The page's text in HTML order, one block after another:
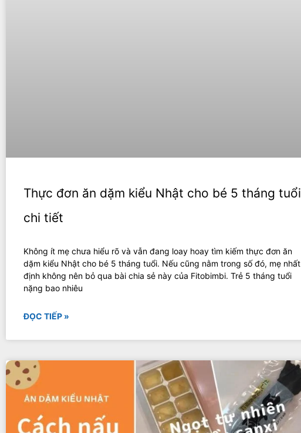
Thực đơn ăn dặm kiểu Nhật cho bé 5 tháng tuổi
chi tiết
Không ít mẹ chưa hiểu rõ và vẫn đang loay hoay tìm kiếm thực đơn ăn
dặm kiểu Nhật cho bé 5 tháng tuổi. Nếu cũng nằm trong số đó, mẹ nhất
định không nên bỏ qua bài chia sẻ này của Fitobimbi. Trẻ 5 tháng tuổi
nặng bao nhiêu
ĐỌC TIẾP »